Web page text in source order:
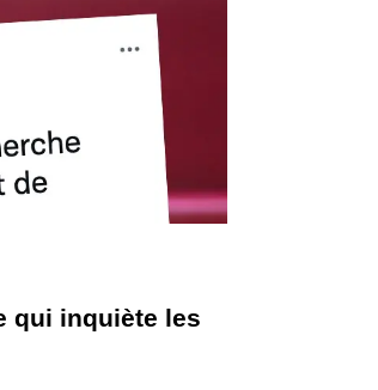
qui inquiète les